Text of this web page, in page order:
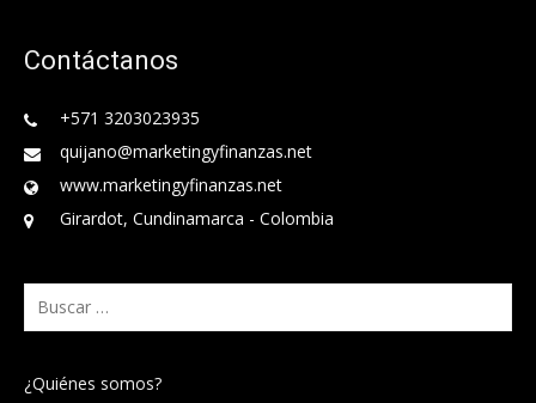
Contáctanos
+571 3203023935
quijano@marketingyfinanzas.net
www.marketingyfinanzas.net
Girardot, Cundinamarca - Colombia
Buscar:
¿Quiénes somos?